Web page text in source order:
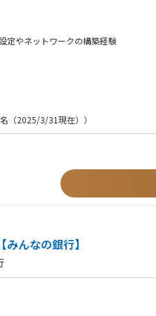
するクラウドアプリのソフトウェアテ
、顧客の運用保守対応、フィールドト
ション株式会社は 長きにわたって ネ
まざまな形(キャリアVPN, 企業VPN,
業者、コミュニティと議論を行い、
ション株式会社は 古河電工の 100%
にアンテナを高くし 取り残されないよ
期：35時間程度）
定やネットワークの構築経験
（2025/3/31現在））
んなの銀行】